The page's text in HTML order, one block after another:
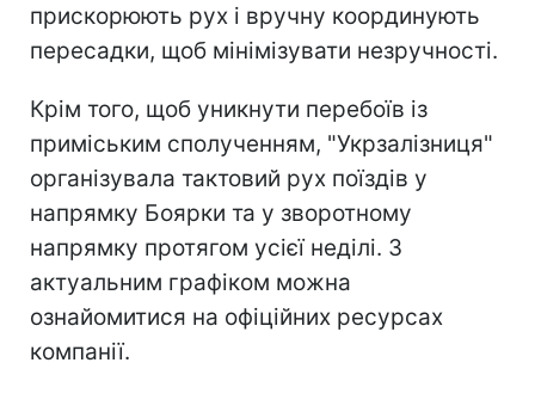
прискорюють рух і вручну координують
пересадки, щоб мінімізувати незручності.
Крім того, щоб уникнути перебоїв із
приміським сполученням, "Укрзалізниця"
організувала тактовий рух поїздів у
напрямку Боярки та у зворотному
напрямку протягом усієї неділі. З
актуальним графіком можна
ознайомитися на офіційних ресурсах
компанії.